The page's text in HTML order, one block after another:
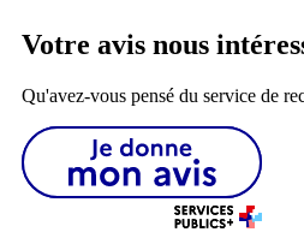
Votre avis nous
Qu'avez-vous pensé du service de